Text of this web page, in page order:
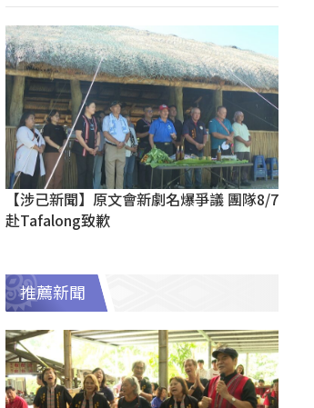
【涉己新聞】原文會新劇名爆爭議 團隊8/7
赴Tafalong致歉
推薦新聞